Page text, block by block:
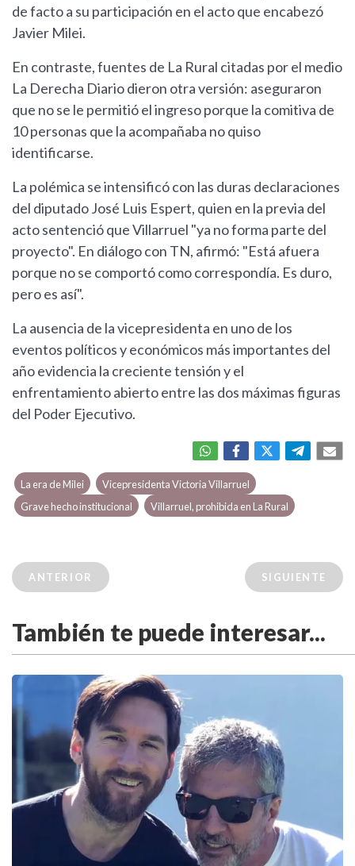
de facto a su participación en el acto que encabezó
Javier Milei.
En contraste, fuentes de La Rural citadas por el medio
La Derecha Diario dieron otra versión: aseguraron
que no se le permitió el ingreso porque la comitiva de
10 personas que la acompañaba no quiso
identificarse.
La polémica se intensificó con las duras declaraciones
del diputado José Luis Espert, quien en la previa del
acto sentenció que Villarruel "ya no forma parte del
proyecto". En diálogo con TN, afirmó: "Está afuera
porque no se comportó como correspondía. Es duro,
pero es así".
La ausencia de la vicepresidenta en uno de los
eventos políticos y económicos más importantes del
año evidencia la creciente tensión y el
enfrentamiento abierto entre las dos máximas figuras
del Poder Ejecutivo.
La era de Milei
Vicepresidenta Victoria Villarruel
Grave hecho institucional
Villarruel, prohibida en La Rural
ANTERIOR SIGUIENTE
También te puede interesar...